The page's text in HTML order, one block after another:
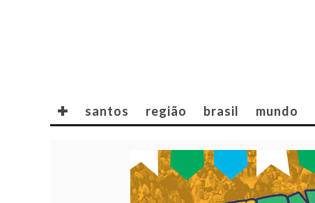
✚ santos região brasil mundo